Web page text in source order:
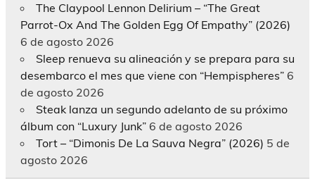
The Claypool Lennon Delirium – “The Great
Parrot-Ox And The Golden Egg Of Empathy” (2026)
6 de agosto 2026
Sleep renueva su alineación y se prepara para su
desembarco el mes que viene con “Hempispheres” 6
de agosto 2026
Steak lanza un segundo adelanto de su próximo
álbum con “Luxury Junk” 6 de agosto 2026
Tort – “Dimonis De La Sauva Negra” (2026) 5 de
agosto 2026